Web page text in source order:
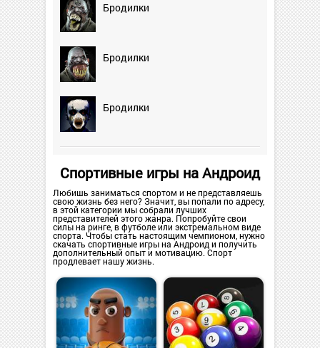
Бродилки
Бродилки
Бродилки
Спортивные игры на Андроид
Любишь заниматься спортом и не представляешь
свою жизнь без него? Значит, вы попали по адресу,
в этой категории мы собрали лучших
представителей этого жанра. Попробуйте свои
силы на ринге, в футболе или экстремальном виде
спорта. Чтобы стать настоящим чемпионом, нужно
скачать спортивные игры на Андроид и получить
дополнительный опыт и мотивацию. Спорт
продлевает нашу жизнь.